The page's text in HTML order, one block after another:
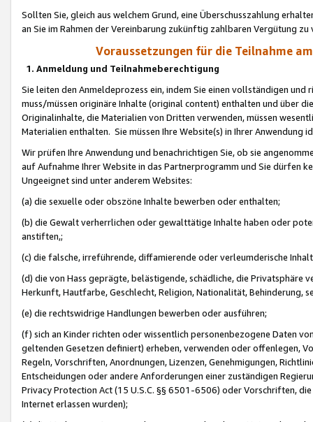
Sollten Sie, gleich aus welchem Grund, eine Überschusszahlung
an Sie im Rahmen der Vereinbarung zukünftig zahlbaren Vergütung zu
Voraussetzungen für die Teilnahme
1. Anmeldung und Teilnahmeberechtigung
Sie leiten den Anmeldeprozess ein, indem Sie einen vollständigen
muss/müssen originäre Inhalte (original content) enthalten und über
Originalinhalte, die Materialien von Dritten verwenden, müssen
Materialien enthalten. Sie müssen Ihre Website(s) in Ihrer Anwendung
Wir prüfen Ihre Anwendung und benachrichtigen Sie, ob sie
auf Aufnahme Ihrer Website in das Partnerprogramm und Sie dürfen
Ungeeignet sind unter anderem Websites:
(a) die sexuelle oder obszöne Inhalte bewerben oder enthalten;
(b) die Gewalt verherrlichen oder gewalttätige Inhalte haben oder
anstiften,;
(c) die falsche, irreführende, diffamierende oder verleumderische
(d) die von Hass geprägte, belästigende, schädliche, die Privatsphäre
Herkunft, Hautfarbe, Geschlecht, Religion, Nationalität, Behinderung,
(e) die rechtswidrige Handlungen bewerben oder ausführen;
(f) sich an Kinder richten oder wissentlich personenbezogene Daten
geltenden Gesetzen definiert) erheben, verwenden oder offenlegen,
Regeln, Vorschriften, Anordnungen, Lizenzen, Genehmigungen,
Entscheidungen oder andere Anforderungen einer zuständigen
Privacy Protection Act (15 U.S.C. §§ 6501-6506) oder Vorschriften,
Internet erlassen wurden);